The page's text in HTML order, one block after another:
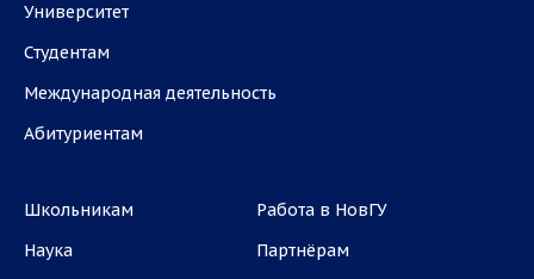
Университет
Студентам
Международная деятельность
Абитуриентам
Школьникам
Наука
Работа в НовГУ
Партнёрам